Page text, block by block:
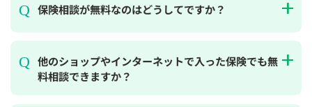
保険相談が無料なのはどうしてですか？
他のショップやインターネットで入った保険でも無
料相談できますか？